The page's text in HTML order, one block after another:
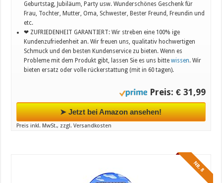
Geburtstag, Jubiläum, Party usw. Wunderschönes Geschenk für
Frau, Tochter, Mutter, Oma, Schwester, Bester Freund, Freundin und
etc.
❤ ZUFRIEDENHEIT GARANTIERT: Wir streben eine 100% ige
Kundenzufriedenheit an. Wir freuen uns, qualitativ hochwertigen
Schmuck und den besten Kundenservice zu bieten. Wenn es
Probleme mit dem Produkt gibt, lassen Sie es uns bittewissen. Wir
bieten ersatz oder volle rückerstattung (mit in 60 tagen).
Preis: € 31,99
➤ Jetzt bei Amazon ansehen!
Preis inkl. MwSt., zzgl. Versandkosten
NR. 8